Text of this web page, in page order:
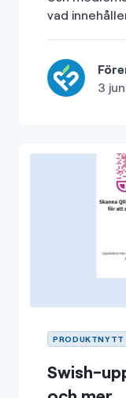
vad
3
PRODUKTNYTT
Swish-